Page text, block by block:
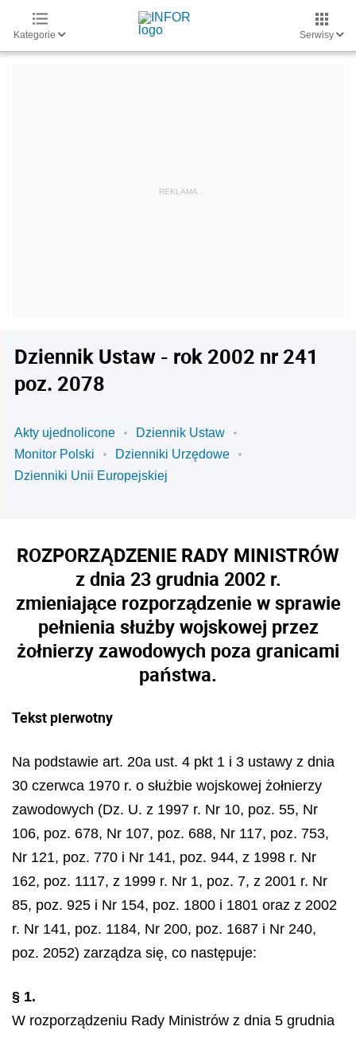
Kategorie Serwisy
Dziennik Ustaw - rok 2002 nr 241
poz. 2078
Akty ujednolicone
Dziennik Ustaw
Monitor Polski
Dzienniki Urzędowe
Dzienniki Unii Europejskiej
ROZPORZĄDZENIE RADY MINISTRÓW
z dnia 23 grudnia 2002 r.
zmieniające rozporządzenie w sprawie
pełnienia służby wojskowej przez
żołnierzy zawodowych poza granicami
państwa.
Tekst pierwotny
Na podstawie art. 20a ust. 4 pkt 1 i 3 ustawy z dnia
30 czerwca 1970 r. o służbie wojskowej żołnierzy
zawodowych (Dz. U. z 1997 r. Nr 10, poz. 55, Nr
106, poz. 678, Nr 107, poz. 688, Nr 117, poz. 753,
Nr 121, poz. 770 i Nr 141, poz. 944, z 1998 r. Nr
162, poz. 1117, z 1999 r. Nr 1, poz. 7, z 2001 r. Nr
85, poz. 925 i Nr 154, poz. 1800 i 1801 oraz z 2002
r. Nr 141, poz. 1184, Nr 200, poz. 1687 i Nr 240,
poz. 2052) zarządza się, co następuje:
§ 1.
W rozporządzeniu Rady Ministrów z dnia 5 grudnia